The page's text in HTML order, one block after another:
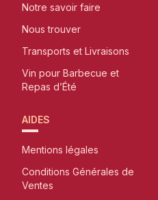
Notre savoir faire
Nous trouver
Transports et Livraisons
Vin pour Barbecue et
Repas d’Été
AIDES
Mentions légales
Conditions Générales de
Ventes